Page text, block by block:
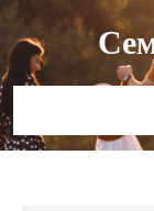
Перейти
содержимому